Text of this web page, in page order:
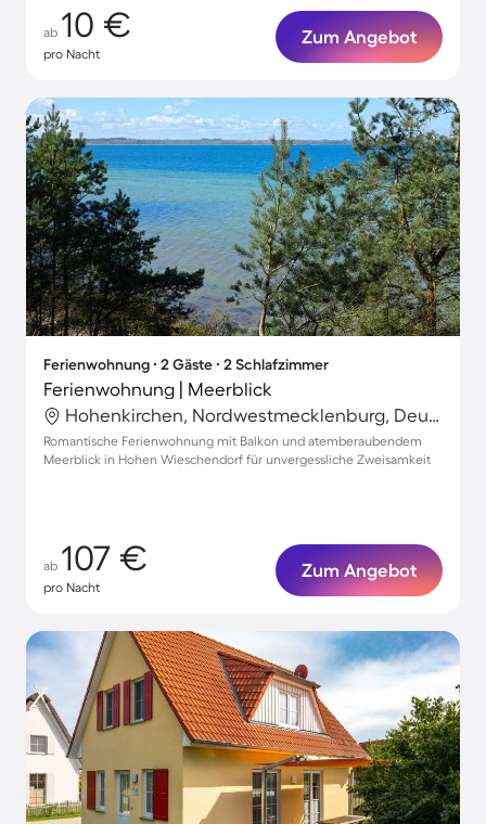
ab 10 €
pro Nacht
Zum Angebot
Ferienwohnung ∙ 2 Gäste ∙ 2 Schlafzimmer
Ferienwohnung | Meerblick
Hohenkirchen, Nordwestmecklenburg, Deutschland
Romantische Ferienwohnung mit Balkon und atemberaubendem
Meerblick in Hohen Wieschendorf für unvergessliche Zweisamkeit
ab 107 €
pro Nacht
Zum Angebot